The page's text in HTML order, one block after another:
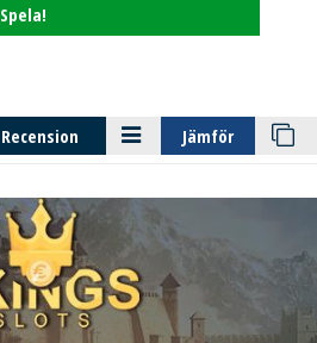
Spela!
Recension Jämför